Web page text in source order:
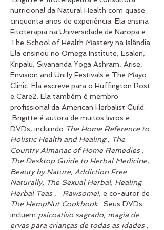
nutricional da Natural Health com quase
cinquenta anos de experiência. Ela ensina
Fitoterapia na Universidade de Naropa e
The School of Health Mastery na Islândia.
Ela ensinou no Omega Institute, Esalen,
Kripalu, Sivananda Yoga Ashram, Arise,
Envision and Unify Festivals e The Mayo
Clinic. Ela escreve para o Huffington Post
e Care2. Ela também é membro
profissional da American Herbalist Guild.
DVDs, incluindo The Home Reference to
Holistic Health and Healing , The
Country Almanac of Home Remedies ,
The Desktop Guide to Herbal Medicine,
Beauty by Nature, Addiction Free
Naturally, The Sexual Herbal, Healing
Herbal Teas , Rawsome!, e co-autor de
The HempNut Cookbook . Seus DVDs
incluem psicoativo sagrado, magia de
ervas para crianças de todas as idades ,